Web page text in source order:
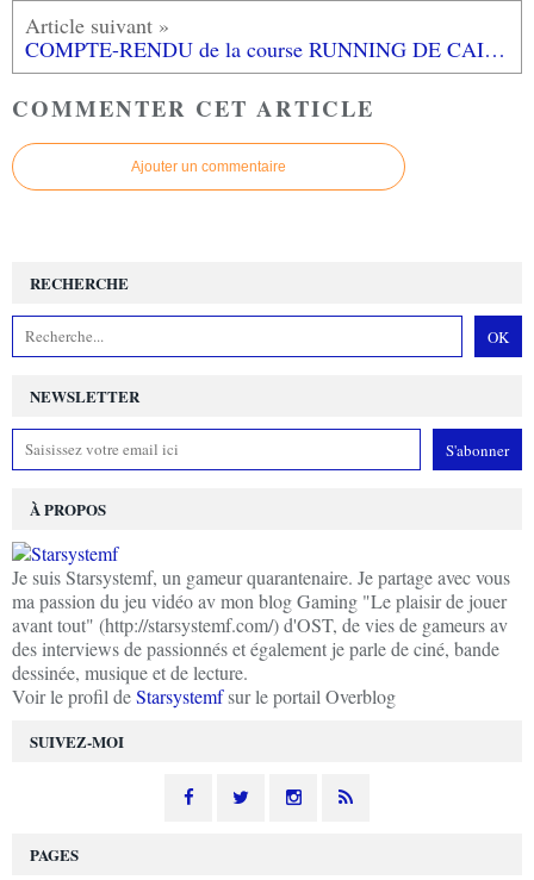
COMPTE-RENDU de la course RUNNING DE CAISSARGUES 2ème édition
COMMENTER CET ARTICLE
Ajouter un commentaire
NEWSLETTER
SUIVEZ-MOI
RECHERCHE
À PROPOS
Je suis Starsystemf, un gameur quarantenaire. Je partage avec vous
ma passion du jeu vidéo av mon blog Gaming "Le plaisir de jouer
avant tout" (http://starsystemf.com/) d'OST, de vies de gameurs av
des interviews de passionnés et également je parle de ciné, bande
dessinée, musique et de lecture.
Voir le profil deStarsystemfsur le portail Overblog
PAGES